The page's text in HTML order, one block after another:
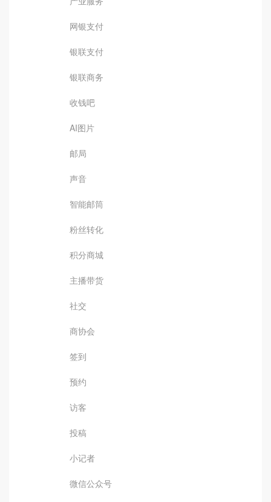
网银支付
银联支付
银联商务
收钱吧
AI图片
邮局
声音
智能邮筒
粉丝转化
积分商城
主播带货
社交
商协会
签到
预约
访客
投稿
小记者
微信公众号